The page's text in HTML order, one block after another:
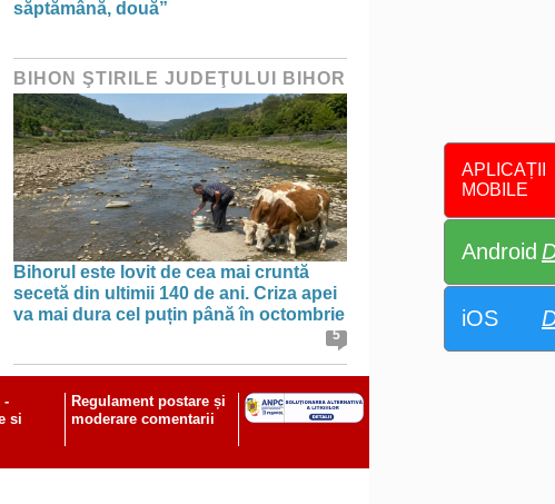
APLICAȚII
MOBILE
Android
iOS
săptămână, două”
BIHON ŞTIRILE JUDEŢULUI BIHOR
Bihorul este lovit de cea mai cruntă
secetă din ultimii 140 de ani. Criza apei
va mai dura cel puțin până în octombrie
5
Regulament postare și
moderare comentarii